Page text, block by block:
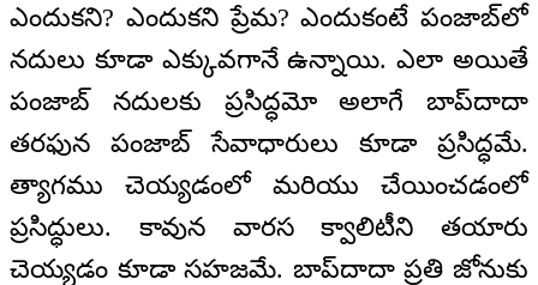
ఎందుకని? ఎందుకని ప్రేమ? ఎందుకంటే పంజాబ్‌లో
నదులు కూడా ఎక్కువగానే ఉన్నాయి. ఎలా అయితే
పంజాబ్ నదులకు ప్రసిద్ధమో అలాగే బాప్‌దాదా
తరఫున పంజాబ్ సేవాధారులు కూడా ప్రసిద్ధమే.
త్యాగము చెయ్యడంలో మరియు చేయించడంలో
ప్రసిద్ధులు. కావున వారస క్వాలిటీని తయారు
చెయ్యడం కూడా సహజమే. బాప్‌దాదా ప్రతి జోనుకు